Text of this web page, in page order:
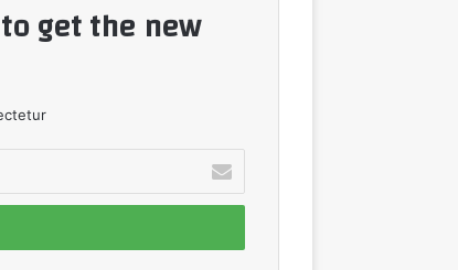
get the new
بريدك
الإلكتروني